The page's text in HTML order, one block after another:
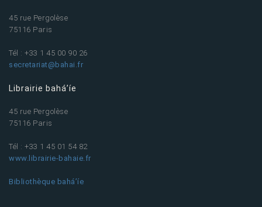
45 rue Pergolèse
75116 Paris
Tél : +33 1 45 00 90 26
secretariat@bahai.fr
Librairie bahá’íe
45 rue Pergolèse
75116 Paris
Tél : +33 1 45 01 54 82
www.librairie-bahaie.fr
Bibliothèque bahá’íe